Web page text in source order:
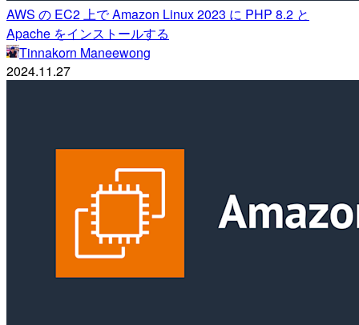
AWS の EC2 上で Amazon Linux 2023 に PHP 8.2 と
Apache をインストールする
Tinnakorn Maneewong
2024.11.27